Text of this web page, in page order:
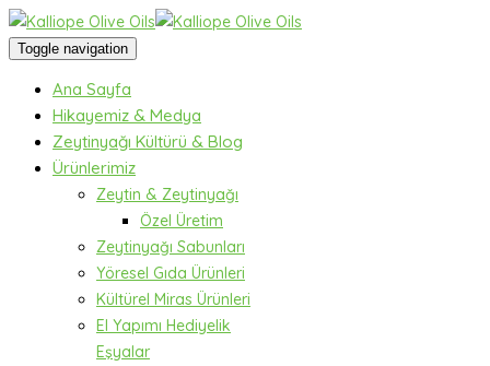
Toggle navigation
Ana Sayfa
Hikayemiz & Medya
Zeytinyağı Kültürü & Blog
Ürünlerimiz
Zeytin & Zeytinyağı
Özel Üretim
Zeytinyağı Sabunları
Yöresel Gıda Ürünleri
Kültürel Miras Ürünleri
El Yapımı Hediyelik
Eşyalar